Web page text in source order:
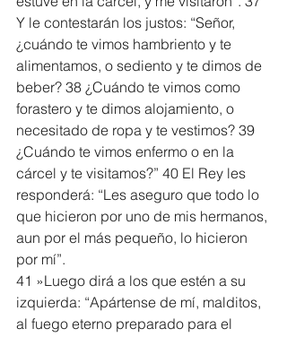
Y le contestarán los justos: “Señor,
¿cuándo te vimos hambriento y te
alimentamos, o sediento y te dimos de
beber? 38 ¿Cuándo te vimos como
forastero y te dimos alojamiento, o
necesitado de ropa y te vestimos? 39
¿Cuándo te vimos enfermo o en la
cárcel y te visitamos?” 40 El Rey les
responderá: “Les aseguro que todo lo
que hicieron por uno de mis hermanos,
aun por el más pequeño, lo hicieron
por mí”.
41 »Luego dirá a los que estén a su
izquierda: “Apártense de mí, malditos,
al fuego eterno preparado para el